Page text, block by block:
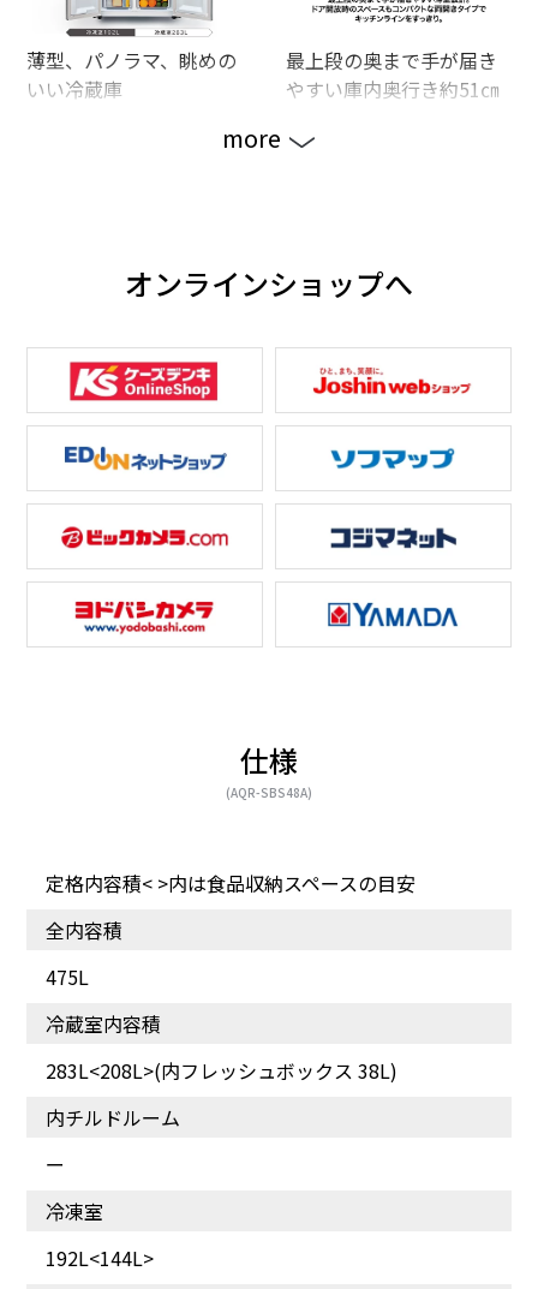
薄型、パノラマ、眺めの
いい冷蔵庫
最上段の奥まで手が届き
やすい庫内奥行き約51㎝
192L大容量冷凍室だから
収納しやすく、たっぷり
保存できる
ガラスドア＆タッチパネ
ル
ドアを閉じたまま設定可
能な操作パネル
除菌・脱臭※効果で食品
を清潔に保つ
野菜や果物、冷凍保存も
more
オンラインショップへ
仕様
(AQR-SBS48A)
定格内容積< >内は食品収納スペースの目安
全内容積
475L
冷蔵室内容積
283L<208L>(内フレッシュボックス 38L)
内チルドルーム
ー
冷凍室
192L<144L>